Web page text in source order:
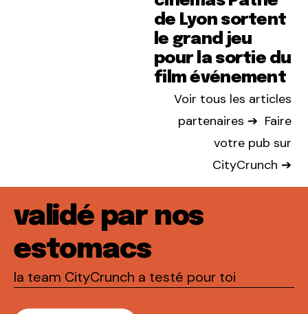
de Lyon sortent
le grand jeu
pour la sortie du
film événement
Voir tous les articles
partenaires ➔ Faire
votre pub sur
CityCrunch ➔
validé par nos
estomacs
la team CityCrunch a testé pour toi